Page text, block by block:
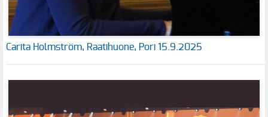
Carita Holmström, Raatihuone, Pori 15.9.2025